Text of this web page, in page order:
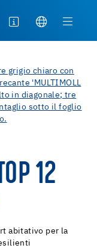
12
abitativo per la